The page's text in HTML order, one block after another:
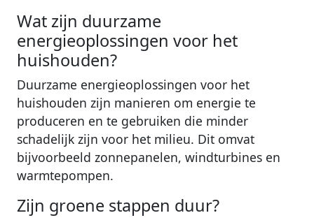
Wat zijn duurzame
energieoplossingen voor het
huishouden?
Duurzame energieoplossingen voor het
huishouden zijn manieren om energie te
produceren en te gebruiken die minder
schadelijk zijn voor het milieu. Dit omvat
bijvoorbeeld zonnepanelen, windturbines en
warmtepompen.
Zijn groene stappen duur?